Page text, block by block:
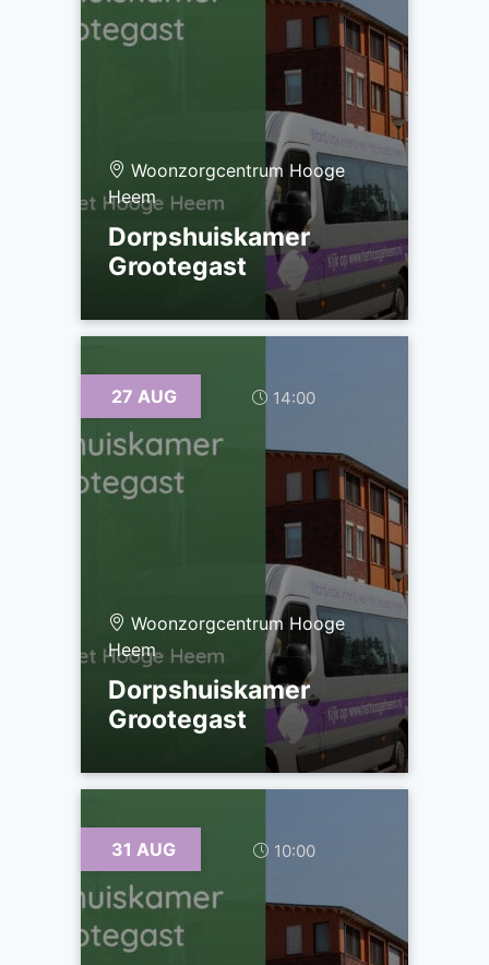
Woonzorgcentrum Hooge
Heem
Dorpshuiskamer
Grootegast
27 AUG 14:00
Woonzorgcentrum Hooge
Heem
Dorpshuiskamer
Grootegast
31 AUG 10:00